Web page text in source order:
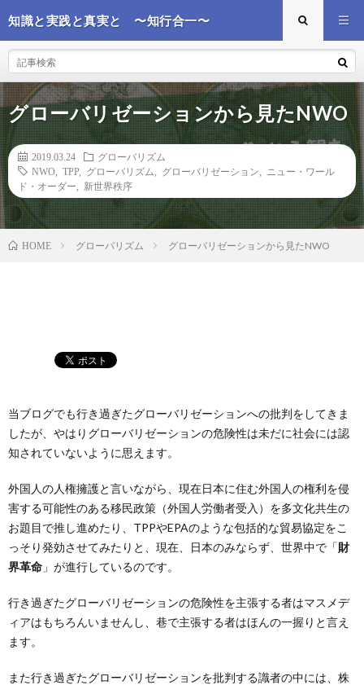
知識と実践と真実と 〜知行合一〜
グローバリゼーションから見たNWO
2019.03.24
グローバリズム
NWO
TPP グローバリズム グローバリゼーション
ニュー・ワール
ド・オーダー
新世界秩序
HOME グローバリズム グローバリゼーションから見たNWO
当ブログでも行き過ぎたグローバリゼーションへの批判をしてきま
したが、やはりグローバリゼーションの危険性は未だに社会には認
知されていないように思えます。
外国人の人権擁護と言いながら、現在日本に住む外国人の権利を侵
害する可能性のある移民政策（外国人労働者受入）を多文化共生の
お題目で推し進めたり、TPPやEPAのような包括的な貿易協定をこ
っそり発効させてみたりと、現在、日本のみならず、世界中で「財
界革命 」が進行しているのです。
行き過ぎたグローバリゼーションの危険性を主張する者はマスメデ
ィアはもちろんいませんし、巷で主張する者はほんの一握りと言え
ます。
また行き過ぎたグローバリゼーションを批判する識者の中には、株